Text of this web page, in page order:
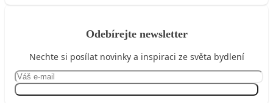
Odebírejte newsletter
Nechte si posílat novinky a inspiraci ze světa bydlení